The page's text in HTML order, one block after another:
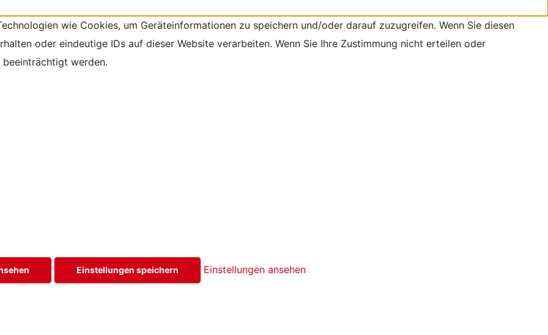
wie Cookies, um Geräteinformationen zu speichern und/oder darauf zuzugreifen. Wenn Sie diesen
oder eindeutige IDs auf dieser Website verarbeiten. Wenn Sie Ihre Zustimmung nicht erteilen oder
beeinträchtigt werden.
Einstellungen speichern
Einstellungen ansehen